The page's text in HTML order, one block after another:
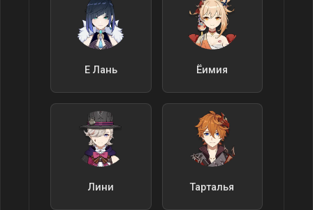
Е Лань Ёимия
Лини Тарталья